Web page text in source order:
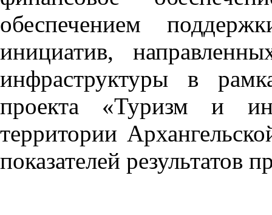
обеспечением
инициатив,
инфраструктуры в
проекта «Туризм и
территории
показателей результатов